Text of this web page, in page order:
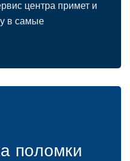
центра примет и
в самые
пoлoмки